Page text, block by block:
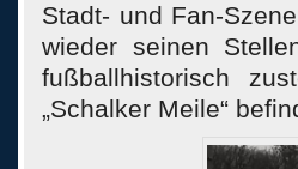
Stadt- und Fan-
wieder seinen
fußballhistorisch
„Schalker Meile“